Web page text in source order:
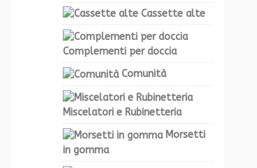
Cassette alte
Complementi per doccia
Comunità
Miscelatori e Rubinetteria
Morsetti
in gomma